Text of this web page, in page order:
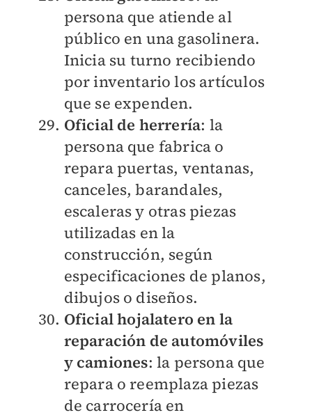
persona que atiende al
público en una gasolinera.
Inicia su turno recibiendo
por inventario los artículos
que se expenden.
Oficial de herrería: la
persona que fabrica o
repara puertas, ventanas,
canceles, barandales,
escaleras y otras piezas
utilizadas en la
construcción, según
especificaciones de planos,
dibujos o diseños.
Oficial hojalatero en la
reparación de automóviles
y camiones: la persona que
repara o reemplaza piezas
de carrocería en